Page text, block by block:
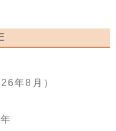
年8月）
年